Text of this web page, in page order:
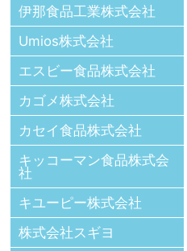
伊那食品工業株式会社
Umios株式会社
エスビー食品株式会社
カゴメ株式会社
カセイ食品株式会社
キッコーマン食品株式会
社
キユーピー株式会社
株式会社スギヨ